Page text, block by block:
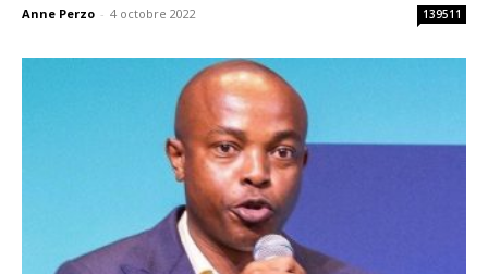
Anne Perzo - 4 octobre 2022 139511